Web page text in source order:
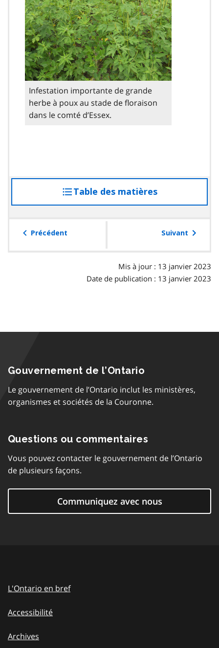
Infestation importante de grande
herbe à poux au stade de floraison
dans le comté d’Essex.
Table des matières
à
table
Précédent Suivant
Mis à jour : 13 janvier 2023
Date de publication : 13 janvier 2023
Gouvernement de l’Ontario
Le gouvernement de l’Ontario inclut les ministères,
organismes et sociétés de la Couronne.
Questions ou commentaires
Vous pouvez contacter le gouvernement de l’Ontario
de plusieurs façons.
Communiquez avec nous
L'Ontario en bref
Accessibilité
Archives